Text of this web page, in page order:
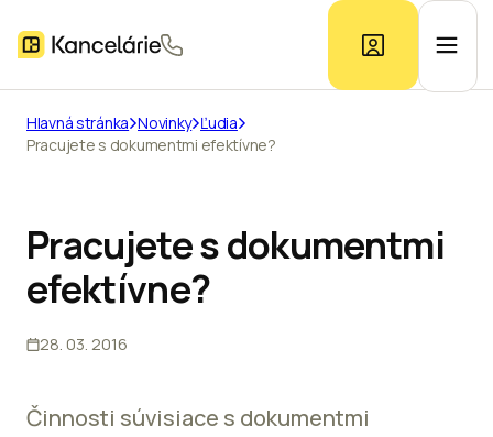
Prieskum trhu
Hlavná stránka Novinky Ľudia
Pracujete s dokumentmi efektívne?
Pracujete s dokumentmi
efektívne?
28. 03. 2016
Činnosti súvisiace s dokumentmi